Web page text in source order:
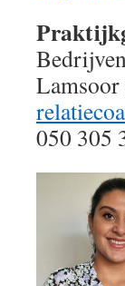
050 305